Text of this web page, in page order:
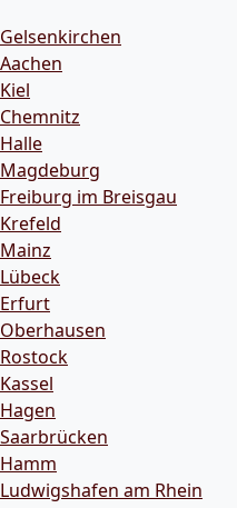
im Breisgau
am Rhein